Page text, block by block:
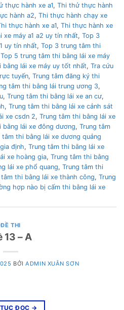
thực hành xe a1, Thi thử thực hành
hành a2, Thi thực hành chạy xe
thực hành xe a1, Thi thực hành xe
máy a1 a2 uy tín nhất, Top 3
uy tín nhất, Top 3 trung tâm thi
Top 5 trung tâm thi bằng lái xe máy
lái xe máy uy tốt nhất, Tra cứu
tuyến, Trung tâm đăng ký thi
tâm thi bằng lái trung ương 3,
, Trung tâm thi bằng lái xe an cư,
, Trung tâm thi bằng lái xe cảnh sát
xe csdn 2, Trung tâm thi bằng lái xe
bằng lái xe đông dương, Trung tâm
tâm thi bằng lái xe dương quảng
định, Trung tâm thi bằng lái xe
xe hoàng gia, Trung tâm thi bằng
lái xe phổ quang, Trung tâm thi
tâm thi bằng lái xe thành công, Trung
hợp nào bị cấm thi bằng lái xe
ĐỀ THI
13 – A
BỞIADMIN XUÂN SƠN
ĐỌC →